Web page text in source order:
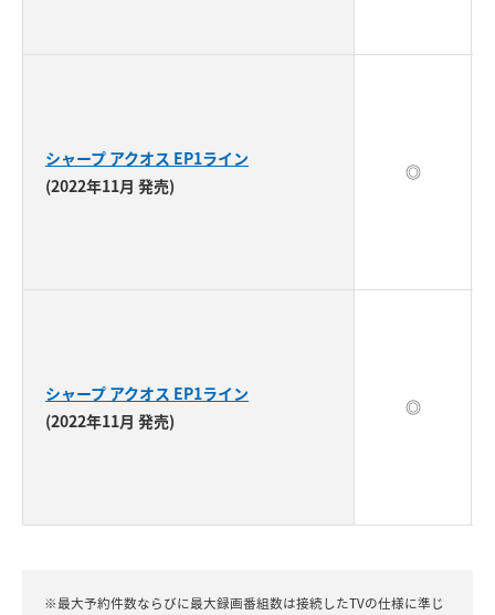
シャープ アクオス EP1ライン
(2022年11月 発売)
◎
シャープ アクオス EP1ライン
(2022年11月 発売)
◎
※最大予約件数ならびに最大録画番組数は接続したTVの仕様に準じ